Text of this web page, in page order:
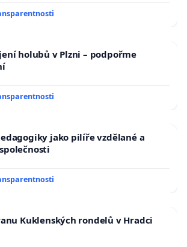
holubů v Plzni – podpořme
jako pilíře vzdělané a
Kuklenských rondelů v Hradci